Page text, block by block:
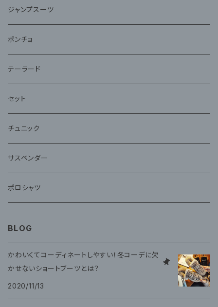
ジャンプスーツ
ポンチョ
テーラード
セット
チュニック
サスペンダー
ポロシャツ
BLOG
かわいくてコーディネートしやすい！冬コーデに欠
かせないショートブーツとは？
2020/11/13